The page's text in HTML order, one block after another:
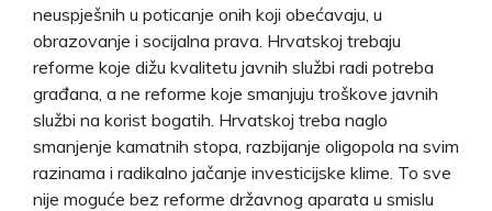
neuspješnih u poticanje onih koji obećavaju, u
obrazovanje i socijalna prava. Hrvatskoj trebaju
reforme koje dižu kvalitetu javnih službi radi potreba
građana, a ne reforme koje smanjuju troškove javnih
službi na korist bogatih. Hrvatskoj treba naglo
smanjenje kamatnih stopa, razbijanje oligopola na svim
razinama i radikalno jačanje investicijske klime. To sve
nije moguće bez reforme državnog aparata u smislu